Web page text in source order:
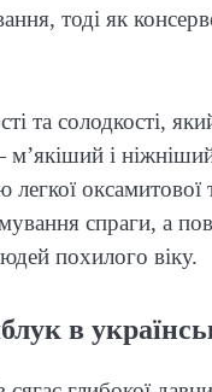
тоді як
та солодкості,
і
спраги, а
похилого віку.
в